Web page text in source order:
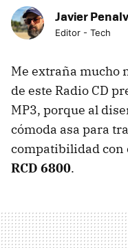
Javier
Editor - Tech
Me extraña mucho
de este Radio CD
MP3, porque al
cómoda asa para
compatibilidad con
RCD 6800.